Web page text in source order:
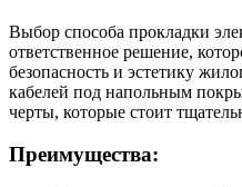
Выбор способа прокладки
ответственное решение,
безопасность и эстетику
кабелей под напольным
черты, которые стоит
Преимущества: